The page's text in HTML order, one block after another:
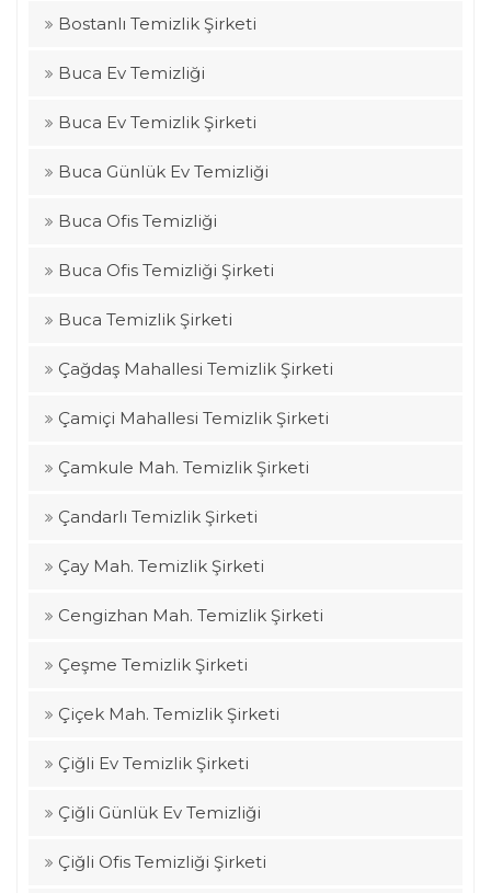
Bostanlı Temizlik Şirketi
Buca Ev Temizliği
Buca Ev Temizlik Şirketi
Buca Günlük Ev Temizliği
Buca Ofis Temizliği
Buca Ofis Temizliği Şirketi
Buca Temizlik Şirketi
Çağdaş Mahallesi Temizlik Şirketi
Çamiçi Mahallesi Temizlik Şirketi
Çamkule Mah. Temizlik Şirketi
Çandarlı Temizlik Şirketi
Çay Mah. Temizlik Şirketi
Cengizhan Mah. Temizlik Şirketi
Çeşme Temizlik Şirketi
Çiçek Mah. Temizlik Şirketi
Çiğli Ev Temizlik Şirketi
Çiğli Günlük Ev Temizliği
Çiğli Ofis Temizliği Şirketi